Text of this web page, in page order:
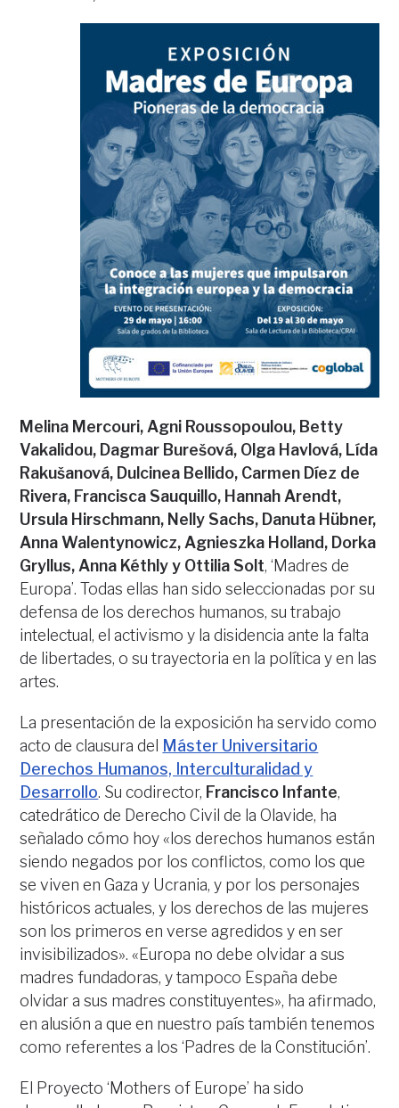
Melina Mercouri, Agni Roussopoulou, Betty
Vakalidou, Dagmar Burešová, Olga Havlová, Lída
Rakušanová, Dulcinea Bellido, Carmen Díez de
Rivera, Francisca Sauquillo, Hannah Arendt,
Ursula Hirschmann, Nelly Sachs, Danuta Hübner,
Anna Walentynowicz, Agnieszka Holland, Dorka
Gryllus, Anna Kéthly y Ottilia Solt, ‘Madres de
Europa’. Todas ellas han sido seleccionadas por su
defensa de los derechos humanos, su trabajo
intelectual, el activismo y la disidencia ante la falta
de libertades, o su trayectoria en la política y en las
artes.
La presentación de la exposición ha servido como
acto de clausura del
Máster Universitario
Derechos Humanos, Interculturalidad y
Desarrollo. Su codirector, Francisco Infante,
catedrático de Derecho Civil de la Olavide, ha
señalado cómo hoy «los derechos humanos están
siendo negados por los conflictos, como los que
se viven en Gaza y Ucrania, y por los personajes
históricos actuales, y los derechos de las mujeres
son los primeros en verse agredidos y en ser
invisibilizados». «Europa no debe olvidar a sus
madres fundadoras, y tampoco España debe
olvidar a sus madres constituyentes», ha afirmado,
en alusión a que en nuestro país también tenemos
como referentes a los ‘Padres de la Constitución’.
El Proyecto ‘Mothers of Europe’ ha sido